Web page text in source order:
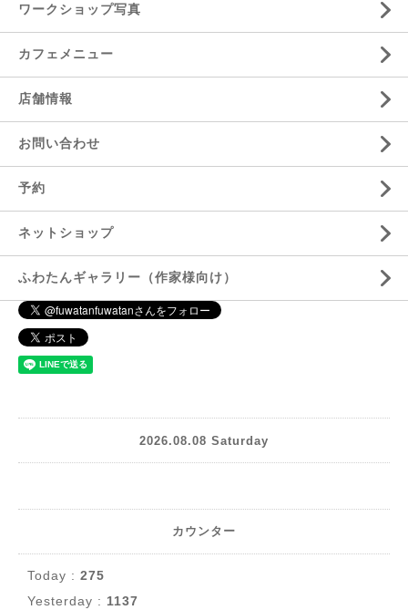
ワークショップ写真
カフェメニュー
店舗情報
お問い合わせ
予約
ネットショップ
ふわたんギャラリー（作家様向け）
2026.08.08 Saturday
カウンター
Today : 275
Yesterday : 1137